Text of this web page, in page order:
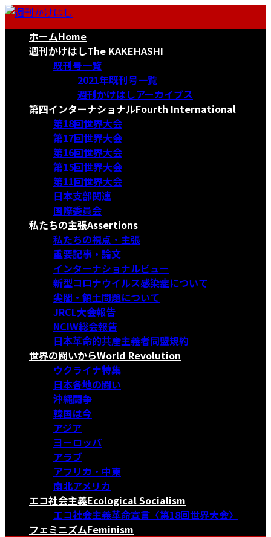
コ
ナ
ホームHome
週刊かけはしThe KAKEHASHI
既刊号一覧
2021年既刊号一覧
週刊かけはしアーカイブス
第四インターナショナルFourth International
第18回世界大会
第17回世界大会
第16回世界大会
第15回世界大会
第11回世界大会
日本支部関連
国際委員会
私たちの主張Assertions
私たちの視点・主張
重要記事・論文
インターナショナルビュー
新型コロナウイルス感染症について
尖閣・領土問題について
JRCL大会報告
NCIW総会報告
日本革命的共産主義者同盟規約
世界の闘いからWorld Revolution
ウクライナ特集
日本各地の闘い
沖縄闘争
韓国は今
アジア
ヨーロッパ
アラブ
アフリカ・中東
南北アメリカ
エコ社会主義Ecological Socialism
エコ社会主義革命宣言〈第18回世界大会〉
フェミニズムFeminism